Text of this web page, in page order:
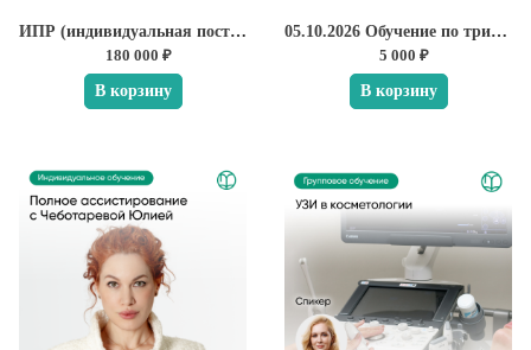
ИПР (индивидуальная постановка руки) от Юлии Чеботаревой
180 000 ₽
В корзину
05.10.2026 Обучение по трихологии. Базовый курс
5 000 ₽
В корзину